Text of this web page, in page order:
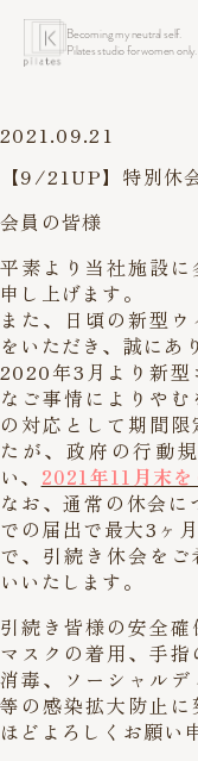
Becoming my neutral self.
Pilates studio for women only.
2021.09.21
【9/21UP】特別休
会員の皆様
平素より当社施設
申し上げます。
また、日頃の新型
をいただき、誠にあ
2020年3月より新型
なご事情によりや
の対応として期間
たが、政府の行動
い、 2021年11月末
なお、通常の休会
での届出で最大3ヶ
で、引続き休会を
いいたします。
引続き皆様の安全確
マスクの着用、手
消毒、ソーシャル
等の感染拡大防止
ほどよろしくお願い